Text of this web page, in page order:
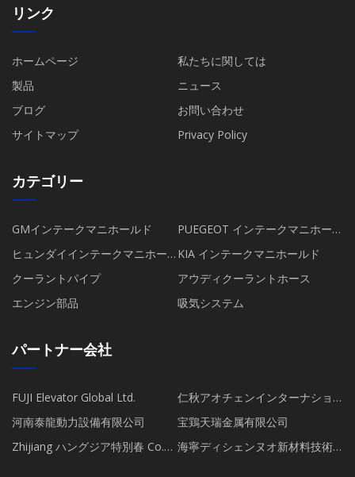
リンク
ホームページ
私たちに関しては
製品
ニュース
ブログ
お問い合わせ
サイトマップ
Privacy Policy
カテゴリー
GMインテークマニホールド
PUEGEOT インテークマニホール
ド
ヒュンダイインテークマニホー
ルド
KIA インテークマニホールド
クーラントパイプ
アウディクーラントホース
エンジン部品
吸気システム
パートナー会社
FUJI Elevator Global Ltd.
仁秋アオチェンインターナショ
ナル株式会社
河南泰龍動力設備有限公司
宝鶏天瑞金属有限公司
Zhijiang ハングジア特別春 Co.、 海寧ディシェンヌオ新材料技術